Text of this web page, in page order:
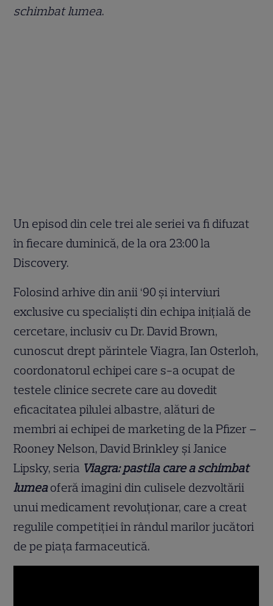
schimbat lumea.
Un episod din cele trei ale seriei va fi difuzat
în fiecare duminică, de la ora 23:00 la
Discovery.
Folosind arhive din anii ‘90 și interviuri
exclusive cu specialiști din echipa inițială de
cercetare, inclusiv cu Dr. David Brown,
cunoscut drept părintele Viagra, Ian Osterloh,
coordonatorul echipei care s-a ocupat de
testele clinice secrete care au dovedit
eficacitatea pilulei albastre, alături de
membri ai echipei de marketing de la Pfizer –
Rooney Nelson, David Brinkley și Janice
Lipsky, seria Viagra: pastila care a schimbat
lumeaoferă imagini din culisele dezvoltării
unui medicament revoluționar, care a creat
regulile competiției în rândul marilor jucători
de pe piața farmaceutică.